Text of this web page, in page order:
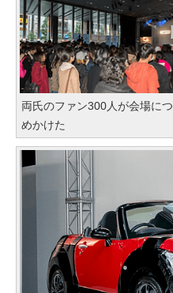
両氏のファン300人が会場につ
めかけた